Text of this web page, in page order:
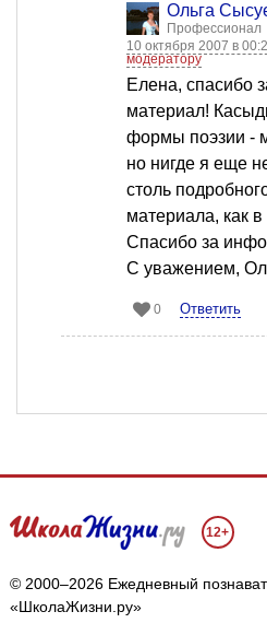
Ольга
Профессионал
10 октября 2007 в
модератору
Елена, спасибо
материал!
формы поэзии -
но нигде я еще
столь
материала, как
Спасибо за
С уважением,
0 Ответить
12+
© 2000–2026 Ежедневный
«ШколаЖизни.ру»